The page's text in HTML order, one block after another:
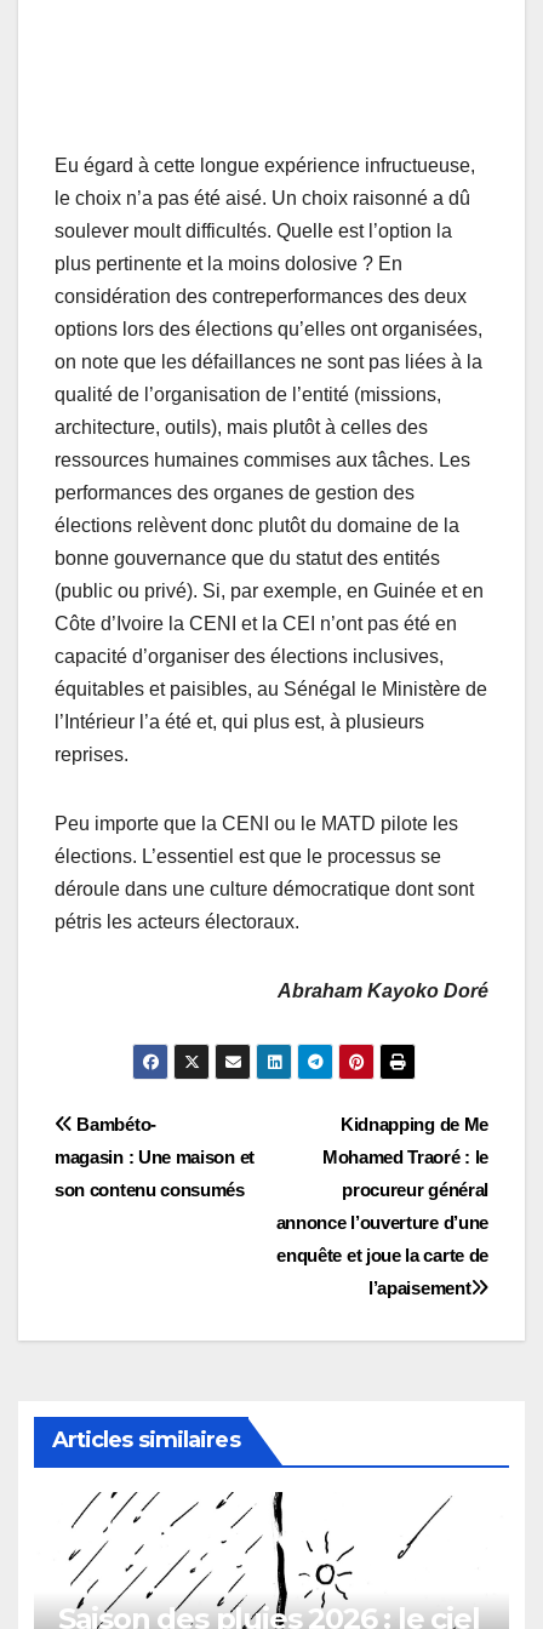
Eu égard à cette longue expérience infructueuse,
le choix n’a pas été aisé. Un choix raisonné a dû
soulever moult difficultés. Quelle est l’option la
plus pertinente et la moins dolosive ? En
considération des contreperformances des deux
options lors des élections qu’elles ont organisées,
on note que les défaillances ne sont pas liées à la
qualité de l’organisation de l’entité (missions,
architecture, outils), mais plutôt à celles des
ressources humaines commises aux tâches. Les
performances des organes de gestion des
élections relèvent donc plutôt du domaine de la
bonne gouvernance que du statut des entités
(public ou privé). Si, par exemple, en Guinée et en
Côte d’Ivoire la CENI et la CEI n’ont pas été en
capacité d’organiser des élections inclusives,
équitables et paisibles, au Sénégal le Ministère de
l’Intérieur l’a été et, qui plus est, à plusieurs
reprises.
Peu importe que la CENI ou le MATD pilote les
élections. L’essentiel est que le processus se
déroule dans une culture démocratique dont sont
pétris les acteurs électoraux.
Abraham Kayoko Doré
Navigation
de
Kidnapping de Me
Mohamed Traoré : le
procureur général
annonce l’ouverture d’une
enquête et joue la carte de
l’apaisement
Bambéto-
magasin : Une maison et
son contenu consumés
Articles similaires
Saison des pluies 2026 : le ciel